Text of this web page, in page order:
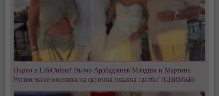
Първо в LifeOnline! Вълчо Арабаджиев Младши и Мартина
Русимова сe oжениха на скромна плажна сватба! (СНИМКИ)